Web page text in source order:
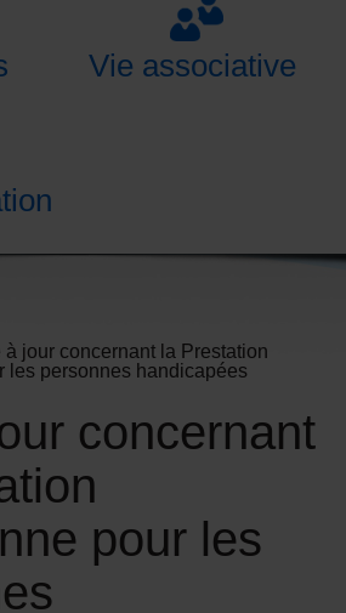
Vie associative
à jour concernant la Prestation
les personnes handicapées
concernant
pour les